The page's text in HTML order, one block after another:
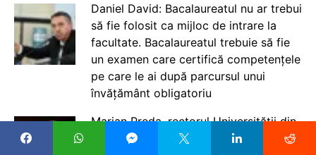
Daniel David: Bacalaureatul nu ar trebui
să fie folosit ca mijloc de intrare la
facultate. Bacalaureatul trebuie să fie
un examen care certifică competențele
pe care le ai după parcursul unui
învățământ obligatoriu
Marian Preda, rectorul Universității din
București, desființează proiectul Legii